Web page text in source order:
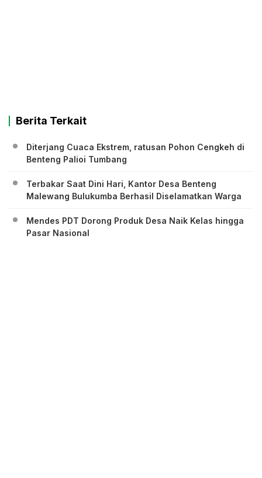
Berita Terkait
Diterjang Cuaca Ekstrem, ratusan Pohon Cengkeh di
Benteng Palioi Tumbang
Terbakar Saat Dini Hari, Kantor Desa Benteng
Malewang Bulukumba Berhasil Diselamatkan Warga
Mendes PDT Dorong Produk Desa Naik Kelas hingga
Pasar Nasional